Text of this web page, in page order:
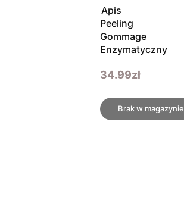
Apis
Peeling
Gommage
Enzymatyczny
34.99zł
Brak w magazynie